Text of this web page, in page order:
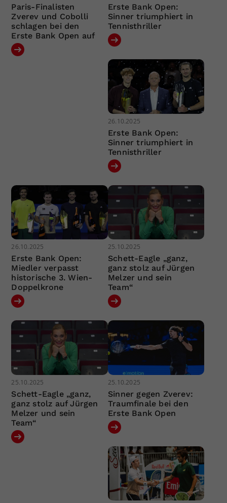
Paris-Finalisten
Zverev und Cobolli
schlagen bei den
Erste Bank Open auf
Erste Bank Open:
Sinner triumphiert in
Tennisthriller
26.10.2025
Erste Bank Open:
Sinner triumphiert in
Tennisthriller
26.10.2025
Erste Bank Open:
Miedler verpasst
historische 3. Wien-
Doppelkrone
25.10.2025
Schett-Eagle „ganz,
ganz stolz auf Jürgen
Melzer und sein
Team“
25.10.2025
Schett-Eagle „ganz,
ganz stolz auf Jürgen
Melzer und sein
Team“
25.10.2025
Sinner gegen Zverev:
Traumfinale bei den
Erste Bank Open